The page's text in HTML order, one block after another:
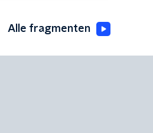
Alle fragmenten